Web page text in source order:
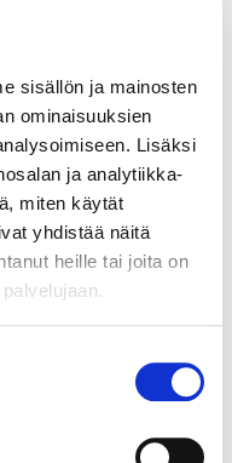
sisällön ja mainosten
ominaisuuksien
Lisäksi
ja analytiikka-
miten käytät
yhdistää näitä
heille tai joita on